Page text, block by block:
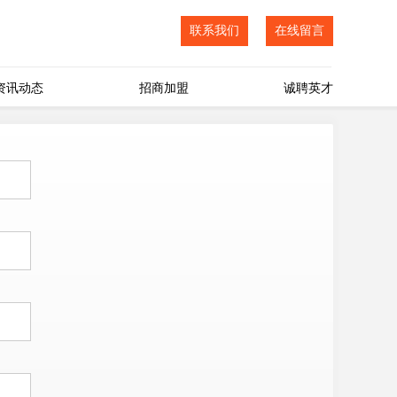
联系我们 在线留言
讯动态 招商加盟 诚聘英才